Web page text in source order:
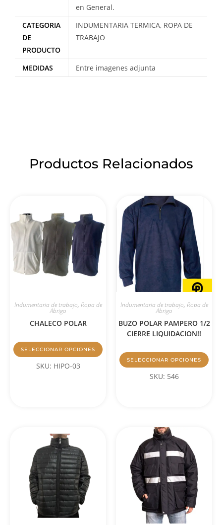
en General.
CATEGORIA
DE
PRODUCTO
INDUMENTARIA TERMICA, ROPA DE
TRABAJO
MEDIDAS Entre imagenes adjunta
Productos Relacionados
Indumentaria de trabajo, Ropa de
Abrigo
CHALECO POLAR
SELECCIONAR OPCIONES
SKU: HIPO-03
Indumentaria de trabajo, Ropa de
Abrigo
BUZO POLAR PAMPERO 1/2
CIERRE LIQUIDACION!!
SELECCIONAR OPCIONES
SKU: 546